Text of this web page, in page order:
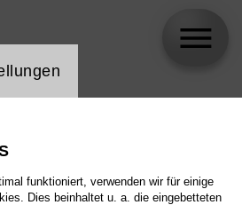
funktioniert, verwenden wir für einige
Dies beinhaltet u. a. die eingebetteten